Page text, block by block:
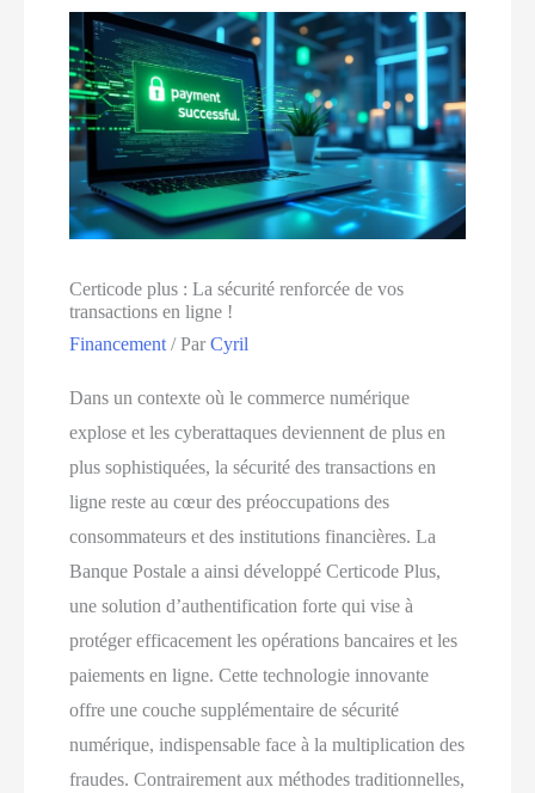
Certicode plus : La sécurité renforcée de vos
transactions en ligne !
Financement / ParCyril
Dans un contexte où le commerce numérique
explose et les cyberattaques deviennent de plus en
plus sophistiquées, la sécurité des transactions en
ligne reste au cœur des préoccupations des
consommateurs et des institutions financières. La
Banque Postale a ainsi développé Certicode Plus,
une solution d’authentification forte qui vise à
protéger efficacement les opérations bancaires et les
paiements en ligne. Cette technologie innovante
offre une couche supplémentaire de sécurité
numérique, indispensable face à la multiplication des
fraudes. Contrairement aux méthodes traditionnelles,